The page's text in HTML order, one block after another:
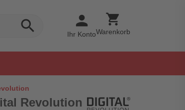
search person
Ihr Konto
shopping_cart
Warenkorb
Revolution